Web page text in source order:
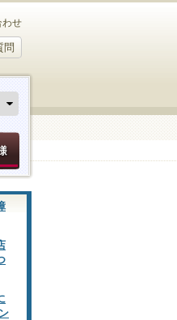
わせ
問